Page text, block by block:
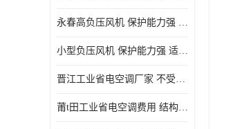
永春高负压风机 保护能力强 体积大 风道大
小型负压风机 保护能力强 适用面积广
晋江工业省电空调厂家 不受管长限制 节省占用空间
莆t田工业省电空调费用 结构紧凑 美观 能耗低 噪音小